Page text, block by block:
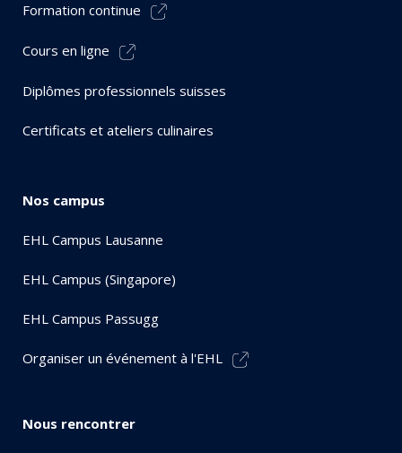
Formation continue
Cours en ligne
Diplômes professionnels suisses
Certificats et ateliers culinaires
Nos campus
EHL Campus Lausanne
EHL Campus (Singapore)
EHL Campus Passugg
Organiser un événement à l'EHL
Nous rencontrer